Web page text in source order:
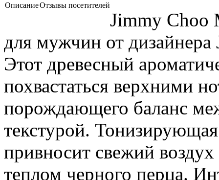
ОписаниеОтзывы посетителей
Jimmy Choo
для мужчин от
Этот древесный
похвастаться верхними
порождающего баланс
текстурой.
привносит свежий
теплом черного перца.